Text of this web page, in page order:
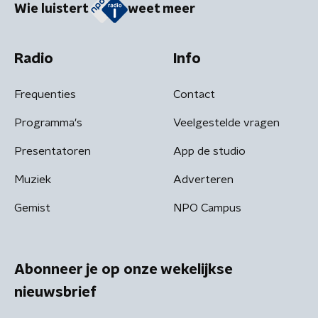
Wie luistert weet meer
Radio
Frequenties
Programma's
Presentatoren
Muziek
Gemist
Info
Contact
Veelgestelde vragen
App de studio
Adverteren
NPO Campus
Abonneer je op onze wekelijkse
nieuwsbrief